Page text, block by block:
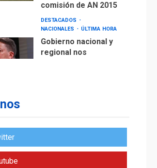
comisión de AN 2015
DESTACADOS
NACIONALES
ÚLTIMA HORA
Gobierno nacional y
regional nos
ÚLTIMA HORA
operaciones de carga